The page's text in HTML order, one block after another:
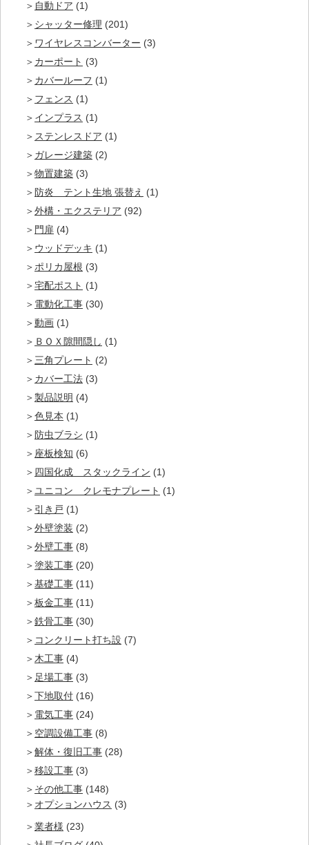
自動ドア (1)
シャッター修理 (201)
ワイヤレスコンバーター (3)
カーポート (3)
カバールーフ (1)
フェンス (1)
インプラス (1)
ステンレスドア (1)
ガレージ建築 (2)
物置建築 (3)
防炎 テント生地 張替え (1)
外構・エクステリア (92)
門扉 (4)
ウッドデッキ (1)
ポリカ屋根 (3)
宅配ポスト (1)
電動化工事 (30)
動画 (1)
ＢＯＸ隙間隠し (1)
三角プレート (2)
カバー工法 (3)
製品説明 (4)
色見本 (1)
防虫ブラシ (1)
座板検知 (6)
四国化成 スタックライン (1)
ユニコン クレモナプレート (1)
引き戸 (1)
外壁塗装 (2)
外壁工事 (8)
塗装工事 (20)
基礎工事 (11)
板金工事 (11)
鉄骨工事 (30)
コンクリート打ち設 (7)
木工事 (4)
足場工事 (3)
下地取付 (16)
電気工事 (24)
空調設備工事 (8)
解体・復旧工事 (28)
移設工事 (3)
その他工事 (148)
オプションハウス (3)
業者様 (23)